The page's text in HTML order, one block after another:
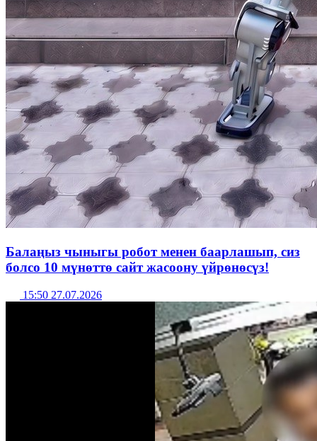
Балаңыз чыныгы робот менен баарлашып, сиз
болсо 10 мүнөттө сайт жасоону үйрөнөсүз!
15:50 27.07.2026